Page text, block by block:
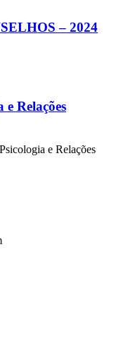
– 2024
Relações
e Relações